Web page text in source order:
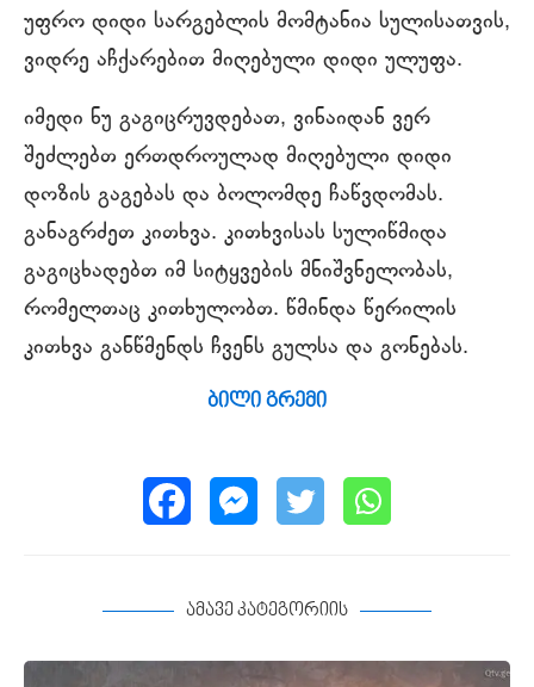
უფრო დიდი სარგებლის მომტანია სულისათვის,
ვიდრე აჩქარებით მიღებული დიდი ულუფა.
იმედი ნუ გაგიცრუვდებათ, ვინაიდან ვერ
შეძლებთ ერთდროულად მიღებული დიდი
დოზის გაგებას და ბოლომდე ჩაწვდომას.
განაგრძეთ კითხვა. კითხვისას სულიწმიდა
გაგიცხადებთ იმ სიტყვების მნიშვნელობას,
რომელთაც კითხულობთ. წმინდა წერილის
კითხვა განწმენდს ჩვენს გულსა და გონებას.
ბილი გრემი
ამავე კატეგორიის